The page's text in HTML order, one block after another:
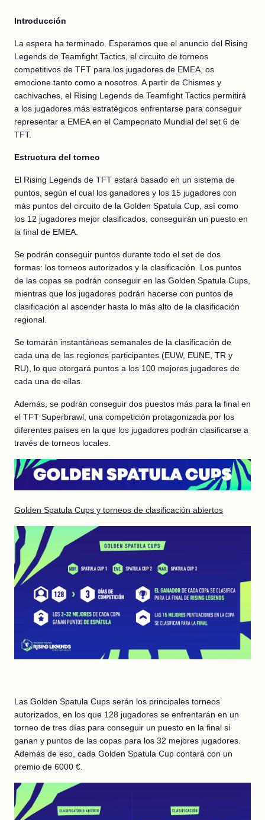
Introducción
La espera ha terminado. Esperamos que el anuncio del Rising
Legends de Teamfight Tactics, el circuito de torneos
competitivos de TFT para los jugadores de EMEA, os
emocione tanto como a nosotros. A partir de Chismes y
cachivaches, el Rising Legends de Teamfight Tactics permitirá
a los jugadores más estratégicos enfrentarse para conseguir
representar a EMEA en el Campeonato Mundial del set 6 de
TFT.
Estructura del torneo
El Rising Legends de TFT estará basado en un sistema de
puntos, según el cual los ganadores y los 15 jugadores con
más puntos del circuito de la Golden Spatula Cup, así como
los 12 jugadores mejor clasificados, conseguirán un puesto en
la final de EMEA.
Se podrán conseguir puntos durante todo el set de dos
formas: los torneos autorizados y la clasificación. Los puntos
de las copas se podrán conseguir en las Golden Spatula Cups,
mientras que los jugadores podrán hacerse con puntos de
clasificación al ascender hasta lo más alto de la clasificación
regional.
Se tomarán instantáneas semanales de la clasificación de
cada una de las regiones participantes (EUW, EUNE, TR y
RU), lo que otorgará puntos a los 100 mejores jugadores de
cada una de ellas.
Además, se podrán conseguir dos puestos más para la final en
el TFT Superbrawl, una competición protagonizada por los
diferentes países en la que los jugadores podrán clasificarse a
través de torneos locales.
Golden Spatula Cups y torneos de clasificación abiertos
Las Golden Spatula Cups serán los principales torneos
autorizados, en los que 128 jugadores se enfrentarán en un
torneo de tres días para conseguir un puesto en la final si
ganan y puntos de las copas para los 32 mejores jugadores.
Además de eso, cada Golden Spatula Cup contará con un
premio de 6000 €.